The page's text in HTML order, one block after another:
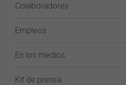
Colaboradores
Empleos
En los medios
Kit de prensa